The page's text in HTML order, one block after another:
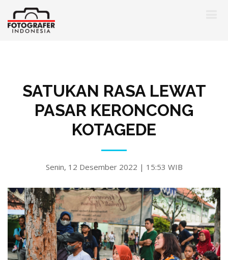
SATUKAN RASA LEWAT
PASAR KERONCONG
KOTAGEDE
Senin, 12 Desember 2022 | 15:53 WIB